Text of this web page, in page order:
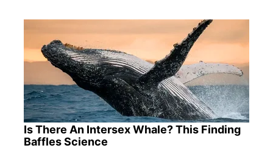
Is There An Intersex Whale? This Finding
Baffles Science